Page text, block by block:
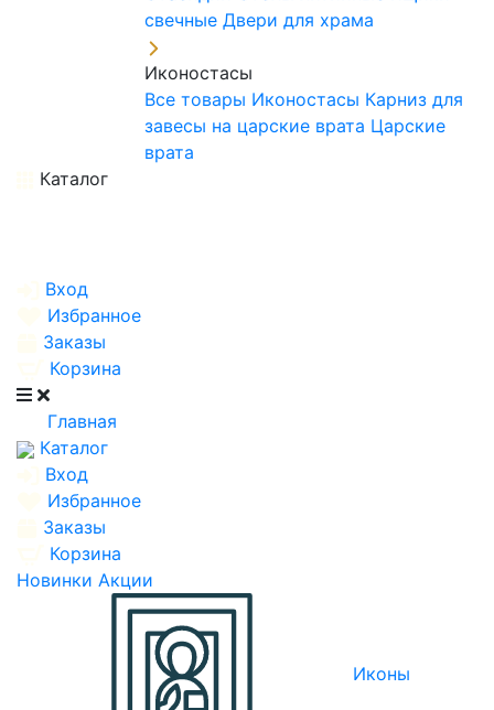
свечные Двери для храма
Иконостасы
Все товары Иконостасы Карниз для
завесы на царские врата Царские
врата
Каталог
Вход
Избранное
Заказы
Корзина
Главная
Каталог
Вход
Избранное
Заказы
Корзина
Новинки Акции
Иконы